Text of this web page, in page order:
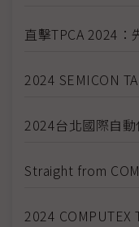
直擊TPCA 2024
2024 SEMICON
2024台北國際自
Straight from
2024 COMPUTEX